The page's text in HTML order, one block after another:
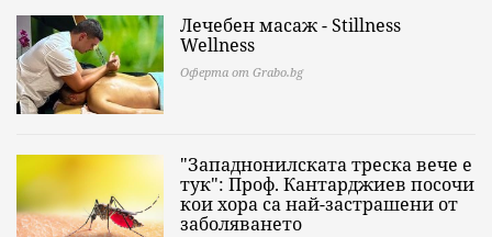
Лечебен масаж - Stillness
Wellness
Оферта от Grabo.bg
"Западнонилската треска вече е
тук": Проф. Кантарджиев посочи
кои хора са най-застрашени от
заболяването